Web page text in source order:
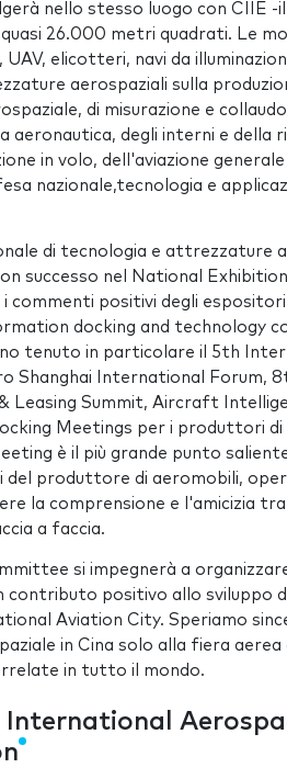
nello stesso luogo con CIIE
26.000 metri quadrati. Le
UAV, elicotteri, navi da
aerospaziali sulla
di misurazione e
aeronautica, degli interni e
in volo, dell'aviazione
nazionale,tecnologia e
di tecnologia e attrezzature
successo nel National
commenti positivi degli
docking and technology
tenuto in particolare il 5th
Shanghai International Forum,
Leasing Summit, Aircraft
Meetings per i produttori
è il più grande punto
produttore di aeromobili,
la comprensione e l'amicizia
a faccia.
si impegnerà a
contributo positivo allo sviluppo
Aviation City. Speriamo
in Cina solo alla fiera
in tutto il mondo.